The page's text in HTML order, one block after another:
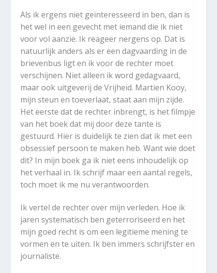
Als ik ergens niet geïnteresseerd in ben, dan is
het wel in een gevecht met iemand die ik niet
voor vol aanzie. Ik reageer nergens op. Dat is
natuurlijk anders als er een dagvaarding in de
brievenbus ligt en ik voor de rechter moet
verschijnen. Niet alleen ik word gedagvaard,
maar ook uitgeverij de Vrijheid. Martien Kooy,
mijn steun en toeverlaat, staat aan mijn zijde.
Het eerste dat de rechter inbrengt, is het filmpje
van het boek dat mij door deze tante is
gestuurd. Hier is duidelijk te zien dat ik met een
obsessief persoon te maken heb. Want wie doet
dit? In mijn boek ga ik niet eens inhoudelijk op
het verhaal in. Ik schrijf maar een aantal regels,
toch moet ik me nu verantwoorden.
Ik vertel de rechter over mijn verleden. Hoe ik
jaren systematisch ben geterroriseerd en het
mijn goed recht is om een legitieme mening te
vormen en te uiten. Ik ben immers schrijfster en
journaliste.